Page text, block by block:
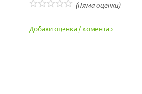
(Няма оценки)
Добави оценка / коментар